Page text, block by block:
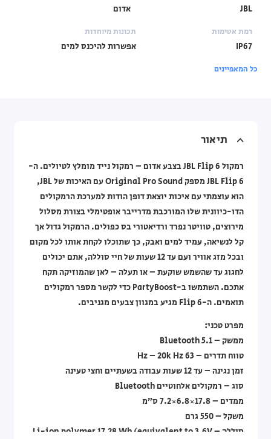
JBL אדום
רמת אטימות
IP67
תכונות מיוחדות
אפשרות להיכנס למים
כל המאפיינים
תיאור
רמקול JBL Flip 6 בצבע אדום – רמקול נייד מומלץ לטיולים. ה-
JBL Flip 6 מספק Original Pro Sound עם האיכות של JBL,
הוא עוצמתי עם איכות יוצאת דופן הודות למערכת הרמקולים
הדו-כיוונית שלו המורכבת מדרייבר אופטימלי בצורת מסלול
מירוצים, טוויטר נפרד ורדיאטורי בס כפולים. הרמקול גדול אך
קל לנשיאה, עמיד למים ואבק, כך שתוכלו לקחת אותו לכל מקום
ובכל מזג אוויר ועם עד 12 שעות של חיי סוללה, אתם יכולים
לחגוג עד שהשמש שוקעת – או תעלה – לאן שהמוזיקה תקח
אתכם. השתמשו ב-PartyBoost כדי לקשר מספר רמקולים
תואמים. ה-Flip 6 מגיע במגוון צבעים מגניבים.
מפרט טכני:
ממשק – Bluetooth 5.1
טווח תדרים – 63 Hz – 20k Hz
זמן נגינה – עד 12 שעות עבודה בשעתיים וחצי טעינה
סוג – רמקולים אלחוטיים Bluetooth
ממדים – 17.8×6.8×7.2 ס”מ
משקל – 550 גרם
סוללה – Li-ion polymer 17.28 Wh (equivalent to 3.6V